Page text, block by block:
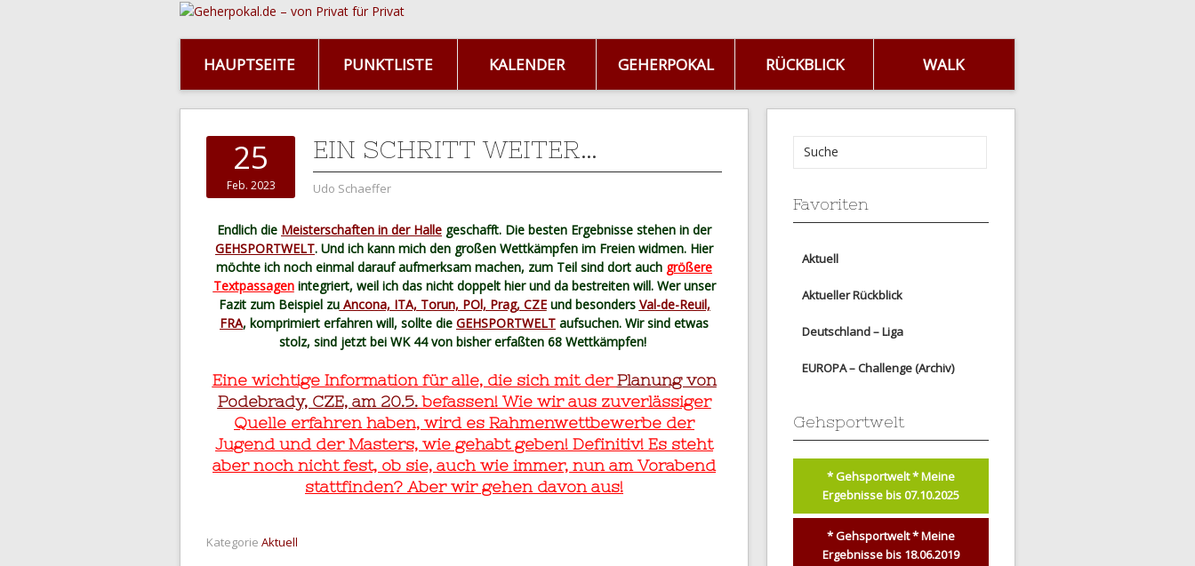
HAUPTSEITE PUNKTLISTE KALENDER GEHERPOKAL RÜCKBLICK WALK
25
Feb. 2023
EIN SCHRITT WEITER…
Udo Schaeffer
Endlich die Meisterschaften in der Halle geschafft. Die besten Ergebnisse stehen in der
GEHSPORTWELT. Und ich kann mich den großen Wettkämpfen im Freien widmen. Hier
möchte ich noch einmal darauf aufmerksam machen, zum Teil sind dort auch größere
Textpassagenintegriert, weil ich das nicht doppelt hier und da bestreiten will. Wer unser
Fazit zum Beispiel zuAncona, ITA, Torun, POl, Prag, CZEund besonders Val-de-Reuil,
FRA, komprimiert erfahren will, sollte die GEHSPORTWELT aufsuchen. Wir sind etwas
stolz, sind jetzt bei WK 44 von bisher erfaßten 68 Wettkämpfen!
Eine wichtige Information für alle, die sich mit derPlanung von
Podebrady, CZE, am 20.5.befassen! Wie wir aus zuverlässiger
Quelle erfahren haben, wird es Rahmenwettbewerbe der
Jugend und der Masters, wie gehabt geben! Definitiv! Es steht
aber noch nicht fest, ob sie, auch wie immer, nun am Vorabend
stattfinden? Aber wir gehen davon aus!
Kategorie Aktuell
Favoriten
Aktuell
Aktueller Rückblick
Deutschland – Liga
EUROPA – Challenge (Archiv)
Gehsportwelt
* Gehsportwelt * Meine
Ergebnisse bis 07.10.2025
* Gehsportwelt * Meine
Ergebnisse bis 18.06.2019